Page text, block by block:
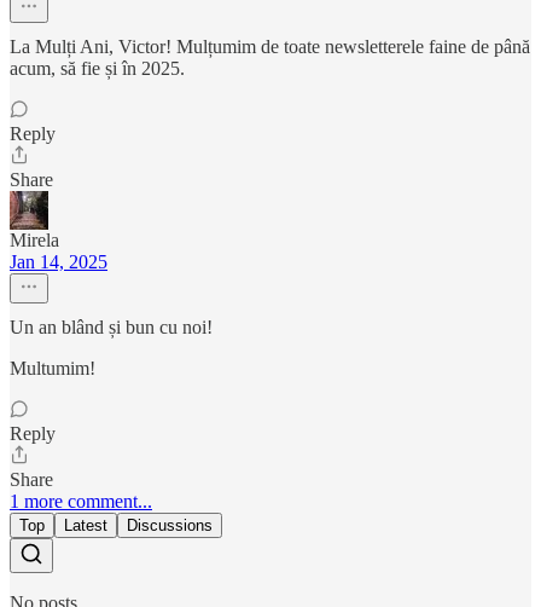
La Mulți Ani, Victor! Mulțumim de toate newsletterele faine de până
acum, să fie și în 2025.
Reply
Share
Mirela
Jan 14, 2025
Un an blând și bun cu noi!
Multumim!
Reply
Share
1 more comment...
Top Latest Discussions
No posts